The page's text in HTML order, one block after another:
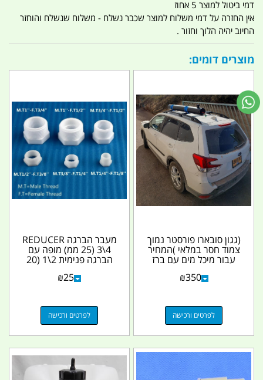
דמי ביטול למוצר 5 אחוז
אין החזרה על דמי משלוח למוצר שכבר נשלח - משלוח שנשלח והוחזר
החיוב יהיה הלוך וחזור .
מוצרים דומים:
(גגון סובארו פורסטר נמוך
צמוד חסר במלאי )המחיר
עבור מיכל מים עם ברז
₪350
לפרטים ורכישה
מעבר הברגה REDUCER
3\4 (25 ממ) מופה עם
הברגה פנימית 2\1 (20
₪25
לפרטים ורכישה